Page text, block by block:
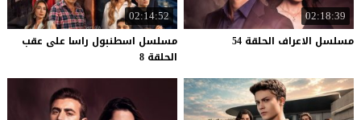
02:18:39
مسلسل الاعراف الحلقة 54
02:14:52
مسلسل اسطنبول راسا على عقب
الحلقة 8